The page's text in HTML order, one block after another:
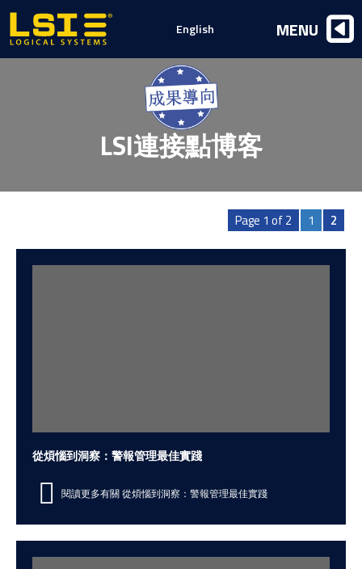
LSI連接點博客
Page 1 of 2 1 2
從煩惱到洞察：警報管理最佳實踐
閱讀更多有關 從煩惱到洞察：警報管理最佳實踐
Logical
Systems,
Inc
English MENU